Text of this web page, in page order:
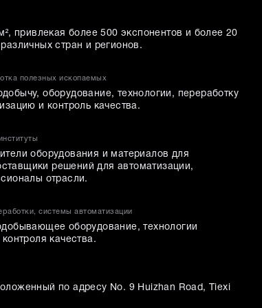
привлекая более 500 экспонентов и более 20
стран и регионов.​
полезных ископаемых
оборудование, технологии, переработку
и контроль качества.​
оборудования и материалов для
решений для автоматизации,
отрасли.
системы автоматизации
оборудование, технологии
качества.
по адресу No. 9 Huizhan Road, Tiexi